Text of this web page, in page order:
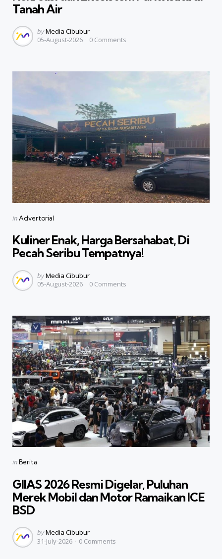
Tanah Air
Posted
by
byMedia Cibubur
05-August-2026
0 Comments
Categories
Posted
inAdvertorial
Kuliner Enak, Harga Bersahabat, Di
Pecah Seribu Tempatnya!
Posted
by
byMedia Cibubur
05-August-2026
0 Comments
Categories
Posted
inBerita
GIIAS 2026 Resmi Digelar, Puluhan
Merek Mobil dan Motor Ramaikan ICE
BSD
Posted
by
byMedia Cibubur
31-July-2026
0 Comments